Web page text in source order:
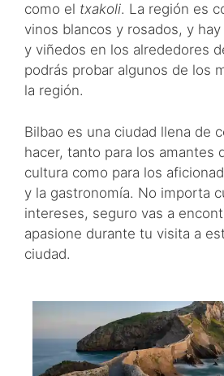
como el txakoli. La región es
vinos blancos y rosados, y
y viñedos en los alrededores
podrás probar algunos de los
la región.
Bilbao es una ciudad llena de
hacer, tanto para los amantes
cultura como para los
y la gastronomía. No importa
intereses, seguro vas a
apasione durante tu visita a
ciudad.